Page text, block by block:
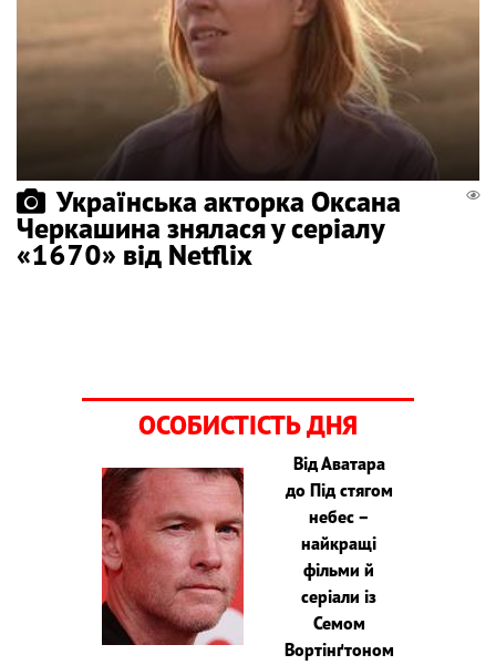
Українська акторка Оксана
Черкашина знялася у серіалу
«1670» від Netflix
ОСОБИСТІСТЬ ДНЯ
Від Аватара
до Під стягом
небес –
найкращі
фільми й
серіали із
Семом
Вортінґтоном